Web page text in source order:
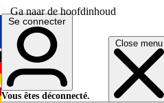
Ga naar de hoofdinhoud
Close menu
English
Deutsch
Se connecter
Vous êtes déconnecté.